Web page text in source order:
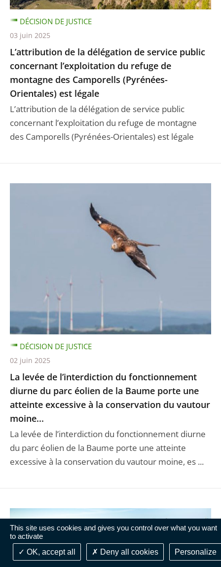
This site uses cookies and gives you control over what you want
to activate
OK, accept all
Deny all cookies Personalize
L’attribution de la délégation de service public
concernant l’exploitation du refuge de
montagne des Camporells (Pyrénées-
Orientales) est légale
L’attribution de la délégation de service public
concernant l’exploitation du refuge de montagne
des Camporells (Pyrénées-Orientales) est légale
DÉCISION DE JUSTICE
03 juin 2025
La levée de l’interdiction du fonctionnement
diurne du parc éolien de la Baume porte une
atteinte excessive à la conservation du vautour
moine...
La levée de l’interdiction du fonctionnement diurne
du parc éolien de la Baume porte une atteinte
excessive à la conservation du vautour moine, es ...
DÉCISION DE JUSTICE
02 juin 2025